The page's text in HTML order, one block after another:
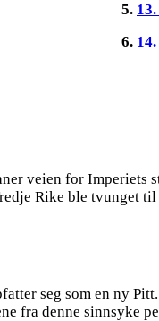
5.
6.
veien for Imperiets
Rike ble tvunget
seg som en ny
fra denne sinnsyke